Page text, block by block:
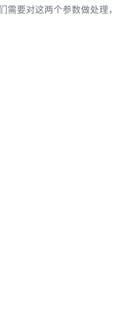
要对这两个参数做处理